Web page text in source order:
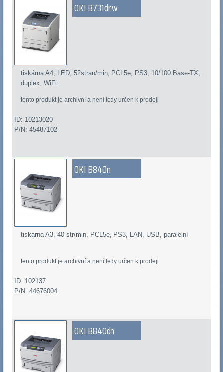
OKI B731dnw
tiskárna A4, LED, 52stran/min, PCL5e, PS3, 10/100 Base-TX,
duplex, WiFi
tento produkt je archivní a není tedy určen k prodeji
ID: 10213020
P/N: 45487102
OKI B840n
tiskárna A3, 40 str/min, PCL5e, PS3, LAN, USB, paralelní
tento produkt je archivní a není tedy určen k prodeji
ID: 102137
P/N: 44676004
OKI B840dn